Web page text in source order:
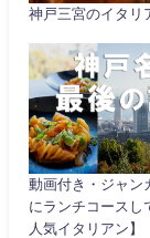
神戸三宮のイタリ
動画付き・ジャン
にランチコースし
人気イタリアン】